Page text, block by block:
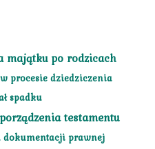
majątku po rodzicach
procesie dziedziczenia
spadku
testamentu
dokumentacji prawnej